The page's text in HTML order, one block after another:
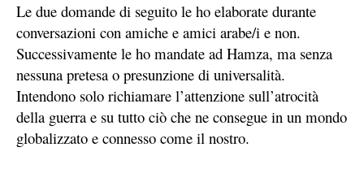
Le due domande di seguito le ho elaborate durante
conversazioni con amiche e amici arabe/i e non.
Successivamente le ho mandate ad Hamza, ma senza
nessuna pretesa o presunzione di universalità.
Intendono solo richiamare l’attenzione sull’atrocità
della guerra e su tutto ciò che ne consegue in un mondo
globalizzato e connesso come il nostro.